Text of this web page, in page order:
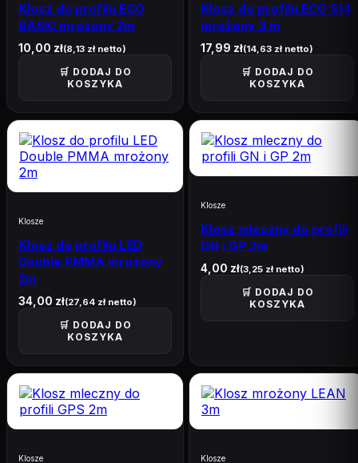
Wpuszczane 11
Narożne
ZASILACZE
IP20 wewnętrzne 47
IP67 wodoodporne 17
NEON 28
NEON
Akcesoria
✅ Darmowa wysyłka od 300 zł
🔄 30 dni na zwrot
📞 Pomoc:530 551 300
Klosz do profilu ECO
BASIC mrożony 2m
10,00 zł(8,13 złnetto)
🛒 DODAJ DO
KOSZYKA
Klosz do profilu ECO S14
mrożony 3 m
17,99 zł(14,63 złnetto)
🛒 DODAJ DO
KOSZYKA
Klosze
Klosz do profilu LED
Double PMMA mrożony
2m
34,00 zł(27,64 złnetto)
🛒 DODAJ DO
KOSZYKA
Klosze
Klosz mleczny do profili
GN i GP 2m
4,00 zł(3,25 złnetto)
🛒 DODAJ DO
KOSZYKA
Klosze Klosze